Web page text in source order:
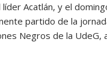
Acatlán, y el
partido de la
Negros de la UdeG,